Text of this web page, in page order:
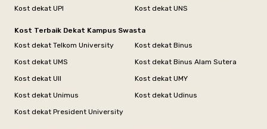
Kost dekat UPI
Kost dekat UNS
Kost Terbaik Dekat Kampus Swasta
Kost dekat Telkom University
Kost dekat Binus
Kost dekat UMS
Kost dekat Binus Alam Sutera
Kost dekat UII
Kost dekat UMY
Kost dekat Unimus
Kost dekat Udinus
Kost dekat President University